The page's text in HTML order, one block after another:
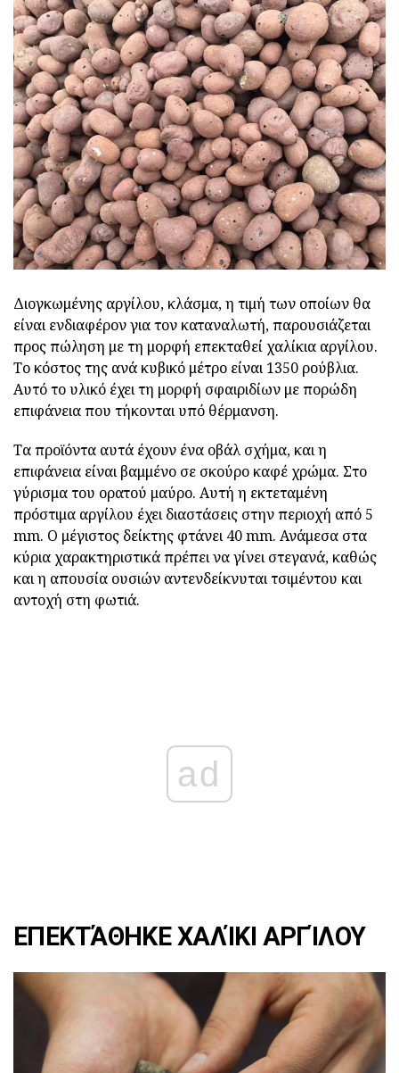
Διογκωμένης αργίλου, κλάσμα, η τιμή των οποίων θα
είναι ενδιαφέρον για τον καταναλωτή, παρουσιάζεται
προς πώληση με τη μορφή επεκταθεί χαλίκια αργίλου.
Το κόστος της ανά κυβικό μέτρο είναι 1350 ρούβλια.
Αυτό το υλικό έχει τη μορφή σφαιριδίων με πορώδη
επιφάνεια που τήκονται υπό θέρμανση.
Τα προϊόντα αυτά έχουν ένα οβάλ σχήμα, και η
επιφάνεια είναι βαμμένο σε σκούρο καφέ χρώμα. Στο
γύρισμα του ορατού μαύρο. Αυτή η εκτεταμένη
πρόστιμα αργίλου έχει διαστάσεις στην περιοχή από 5
mm. Ο μέγιστος δείκτης φτάνει 40 mm. Ανάμεσα στα
κύρια χαρακτηριστικά πρέπει να γίνει στεγανά, καθώς
και η απουσία ουσιών αντενδείκνυται τσιμέντου και
αντοχή στη φωτιά.
ad
ΕΠΕΚΤΆΘΗΚΕ ΧΑΛΊΚΙ ΑΡΓΊΛΟΥ